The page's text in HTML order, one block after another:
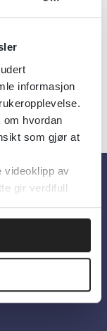
informasjon
hvordan
som gjør at
videoklipp av
gir verdifull
Alfabetisk